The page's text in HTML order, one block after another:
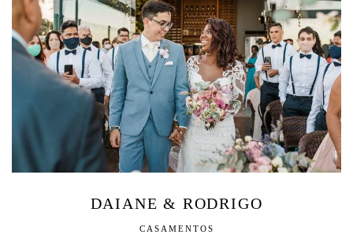
DAIANE & RODRIGO
CASAMENTOS